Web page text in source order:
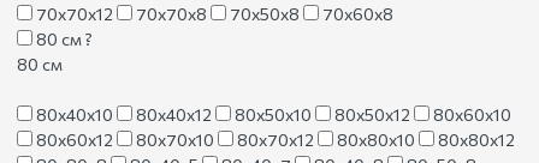
70х70х12
70х70х8 70х50х8
70х60х8
80 см?
80 см
80х40х10 80х40х12 80х50х10 80х50х12
80х60х10
80х60х12
80х70х10 80х70х12 80х80х10
80х80х12